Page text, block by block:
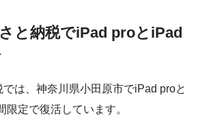
と納税でiPad proとiPad
は、神奈川県小田原市でiPad proと
限定で復活しています。